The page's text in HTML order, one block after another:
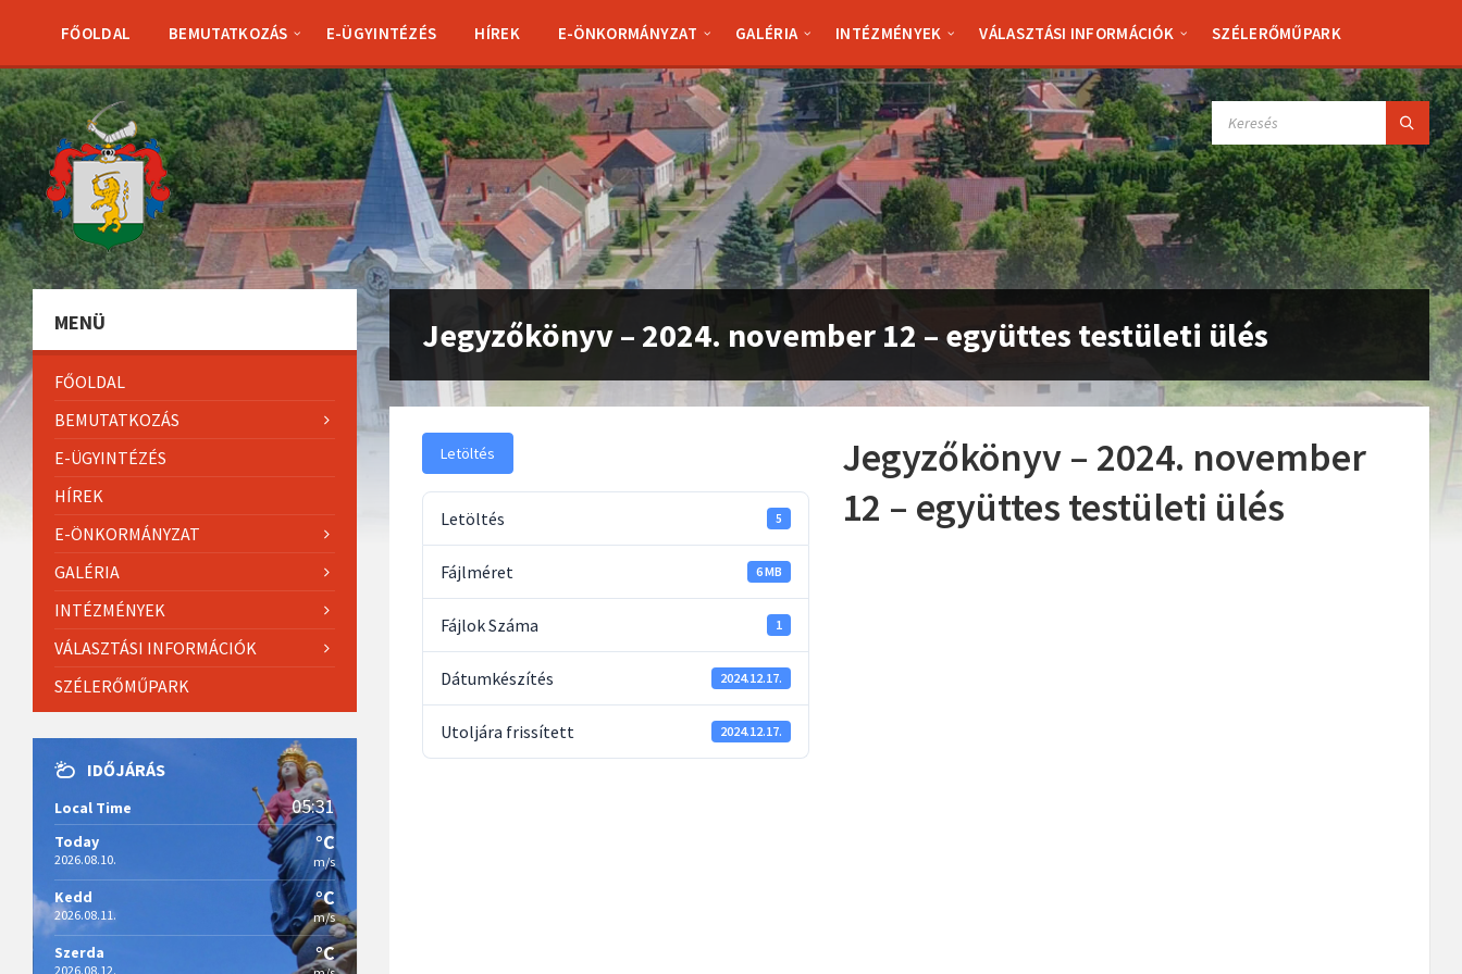
sidebar
FŐOLDAL BEMUTATKOZÁS E-ÜGYINTÉZÉS HÍREK E-ÖNKORMÁNYZAT GALÉRIA INTÉZMÉNYEK VÁLASZTÁSI INFORMÁCIÓK SZÉLERŐMŰPARK
SEARCH:
Jegyzőkönyv – 2024. november 12 – együttes testületi ülés
Letöltés
Letöltés 5
Fájlméret 6 MB
Fájlok Száma 1
Dátumkészítés 2024.12.17.
Utoljára frissített 2024.12.17.
Jegyzőkönyv – 2024. november
12 – együttes testületi ülés
MENÜ
FŐOLDAL
BEMUTATKOZÁS
E-ÜGYINTÉZÉS
HÍREK
E-ÖNKORMÁNYZAT
GALÉRIA
INTÉZMÉNYEK
VÁLASZTÁSI INFORMÁCIÓK
SZÉLERŐMŰPARK
IDŐJÁRÁS
Local Time 05:31
Today
2026.08.10.
°C
m/s
Kedd
2026.08.11.
°C
m/s
Szerda
2026.08.12.
°C